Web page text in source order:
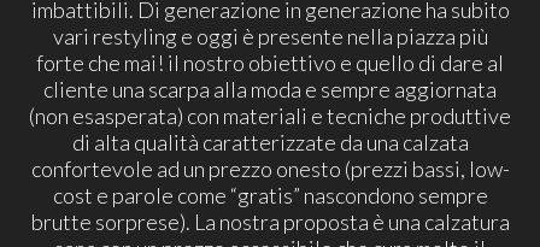
imbattibili. Di generazione in generazione ha subito
vari restyling e oggi è presente nella piazza più
forte che mai! il nostro obiettivo e quello di dare al
cliente una scarpa alla moda e sempre aggiornata
(non esasperata) con materiali e tecniche produttive
di alta qualità caratterizzate da una calzata
confortevole ad un prezzo onesto (prezzi bassi, low-
cost e parole come “gratis” nascondono sempre
brutte sorprese). La nostra proposta è una calzatura